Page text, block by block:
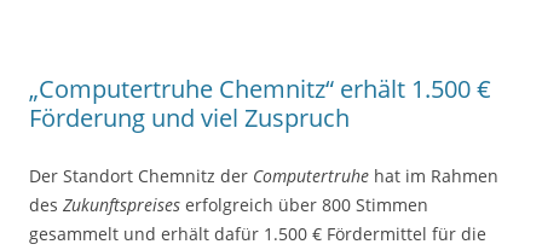
„Computertruhe Chemnitz“ erhält 1.500 €
Förderung und viel Zuspruch
Der Standort Chemnitz der Computertruhe hat im Rahmen
des Zukunftspreises erfolgreich über 800 Stimmen
gesammelt und erhält dafür 1.500 € Fördermittel für die